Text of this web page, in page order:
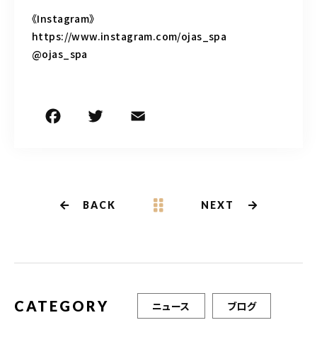
《Instagram》
https://www.instagram.com/ojas_spa
@ojas_spa
b r
BACK NEXT
CATEGORY ニュース ブログ